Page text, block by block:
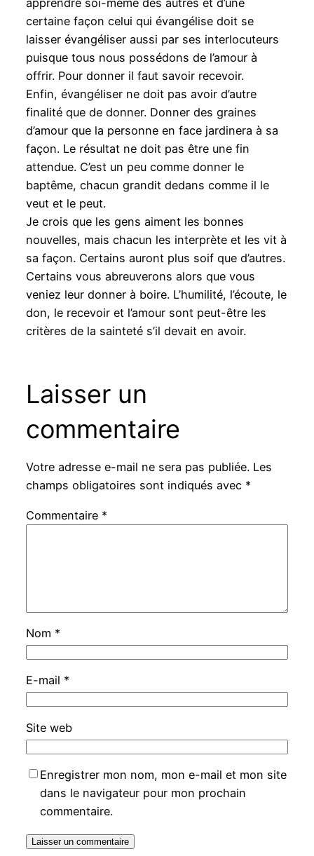
certaine façon celui qui évangélise doit se
laisser évangéliser aussi par ses interlocuteurs
puisque tous nous possédons de l’amour à
offrir. Pour donner il faut savoir recevoir.
Enfin, évangéliser ne doit pas avoir d’autre
finalité que de donner. Donner des graines
d’amour que la personne en face jardinera à sa
façon. Le résultat ne doit pas être une fin
attendue. C’est un peu comme donner le
baptême, chacun grandit dedans comme il le
veut et le peut.
Je crois que les gens aiment les bonnes
nouvelles, mais chacun les interprète et les vit à
sa façon. Certains auront plus soif que d’autres.
Certains vous abreuverons alors que vous
veniez leur donner à boire. L’humilité, l’écoute, le
don, le recevoir et l’amour sont peut-être les
critères de la sainteté s’il devait en avoir.
Laisser un
commentaire
Votre adresse e-mail ne sera pas publiée. Les
champs obligatoires sont indiqués avec *
Commentaire *
Nom *
E-mail *
Site web
Enregistrer mon nom, mon e-mail et mon site
dans le navigateur pour mon prochain
commentaire.